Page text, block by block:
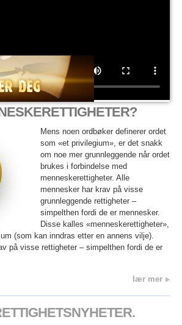
Mens noen ordbøker definerer ordet
som «et privilegium», er det snakk
om noe mer grunnleggende når ordet
brukes i forbindelse med
menneskerettigheter. Alle
mennesker har krav på visse
grunnleggende rettigheter –
simpelthen fordi de er mennesker.
Disse kalles «menneskerettigheter»,
(som kan inndras etter en annens vilje).
på visse rettigheter – simpelthen fordi de er
lær mer